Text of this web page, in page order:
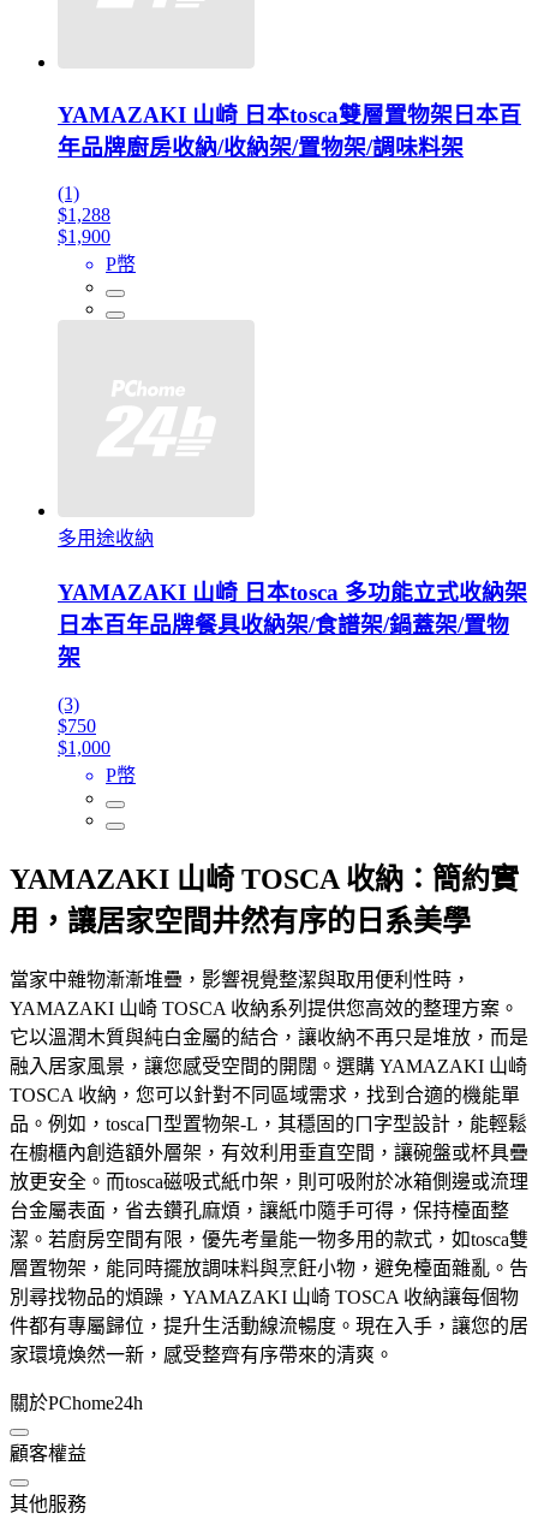
YAMAZAKI 山崎 日本tosca雙層置物架日本百
年品牌廚房收納/收納架/置物架/調味料架
(1)
$1,288
$1,900
P幣
多用途收納
YAMAZAKI 山崎 日本tosca 多功能立式收納架
日本百年品牌餐具收納架/食譜架/鍋蓋架/置物
架
(3)
$750
$1,000
P幣
YAMAZAKI 山崎 TOSCA 收納：簡約實
用，讓居家空間井然有序的日系美學
當家中雜物漸漸堆疊，影響視覺整潔與取用便利性時，
YAMAZAKI 山崎 TOSCA 收納系列提供您高效的整理方案。
它以溫潤木質與純白金屬的結合，讓收納不再只是堆放，而是
融入居家風景，讓您感受空間的開闊。選購 YAMAZAKI 山崎
TOSCA 收納，您可以針對不同區域需求，找到合適的機能單
品。例如，toscaㄇ型置物架-L，其穩固的ㄇ字型設計，能輕鬆
在櫥櫃內創造額外層架，有效利用垂直空間，讓碗盤或杯具疊
放更安全。而tosca磁吸式紙巾架，則可吸附於冰箱側邊或流理
台金屬表面，省去鑽孔麻煩，讓紙巾隨手可得，保持檯面整
潔。若廚房空間有限，優先考量能一物多用的款式，如tosca雙
層置物架，能同時擺放調味料與烹飪小物，避免檯面雜亂。告
別尋找物品的煩躁，YAMAZAKI 山崎 TOSCA 收納讓每個物
件都有專屬歸位，提升生活動線流暢度。現在入手，讓您的居
家環境煥然一新，感受整齊有序帶來的清爽。
關於PChome24h
顧客權益
其他服務